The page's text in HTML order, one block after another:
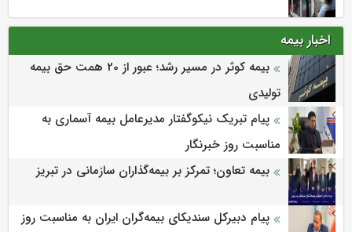
اخبار بیمه
بیمه کوثر در مسیر رشد؛ عبور از 20 همت حق بیمه
تولیدی
پیام تبریک نیکوگفتار مدیرعامل بیمه آسماری به
مناسبت روز خبرنگار
بیمه تعاون؛ تمرکز بر بیمه‌گذاران سازمانی در تبریز
پیام دبیرکل سندیکای بیمه‌گران ایران به مناسبت روز